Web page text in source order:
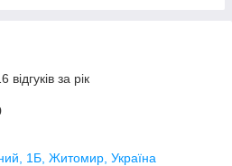
за рік
1Б, Житомир, Україна